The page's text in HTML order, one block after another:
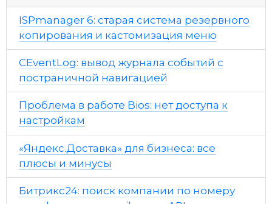
ISPmanager 6: старая система резервного
копирования и кастомизация меню
CEventLog: вывод журнала событий с
постраничной навигацией
Проблема в работе Bios: нет доступа к
настройкам
«Яндекс.Доставка» для бизнеса: все
плюсы и минусы
Битрикс24: поиск компании по номеру